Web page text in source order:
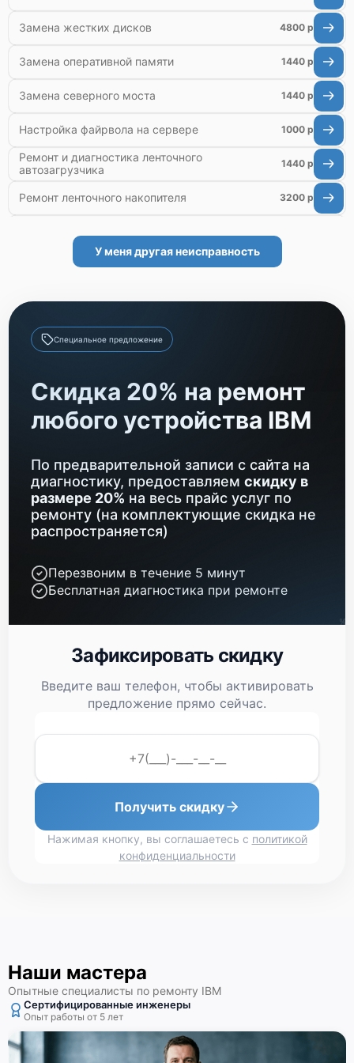
Замена жестких дисков 4800 р
Замена оперативной памяти 1440 р
Замена северного моста 1440 р
Настройка файрвола на сервере 1000 р
Ремонт и диагностика ленточного
автозагрузчика
1440 р
Ремонт ленточного накопителя 3200 р
Ремонт СХД 4500 р
Ремонт блока питания 1200 р
Настройка оборудования
Замена блока питания 960 р
Замена материнской платы
Установка/Настройка RAID-массива, SCSI
контроллера
1440 р
Восстановление загрузчика BIOS 1920 р
У меня другая неисправность
Специальное предложение
Скидка 20% на ремонт
любого устройства IBM
По предварительной записи с сайта на
диагностику, предоставляем скидку в
размере 20% на весь прайс услуг по
ремонту (на комплектующие скидка не
распространяется)
Перезвоним в течение 5 минут
Бесплатная диагностика при ремонте
Зафиксировать скидку
Введите ваш телефон, чтобы активировать
предложение прямо сейчас.
Получить скидку
Нажимая кнопку, вы соглашаетесь с политикой
конфиденциальности
Наши мастера
Опытные специалисты по ремонту IBM
Сертифицированные инженеры
Опыт работы от 5 лет